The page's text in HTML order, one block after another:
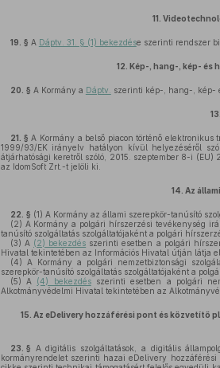
11.
19. § A Dáptv. 31. § (1) bekezdése szerinti rendszer
12. Kép-, hang-, kép- és
20. § A Kormány a Dáptv. szerinti kép-, hang-, kép-
13.
21. § A Kormány a belső piacon történő elektronikus
1999/93/EK irányelv hatályon kívül helyezéséről
átjárhatósági keretről szóló, 2015. szeptember 8-i
az IdomSoft Zrt.-t jelöli ki.
14. Az
22. § (1) A Kormány az állami szerepkör-tanúsító
(2) A Kormány a polgári hírszerzési tevékenység
tanúsító szolgáltatás szolgáltatójaként a polgári
(3) A (2) bekezdés szerinti esetben a polgári
Hivatal tekintetében az Információs Hivatal útján látja el.
(4) A Kormány a polgári nemzetbiztonsági
szerepkör-tanúsító szolgáltatás szolgáltatójaként a
(5) A (4) bekezdésszerinti esetben a polgári
Alkotmányvédelmi Hivatal tekintetében az
15. Az eDelivery hozzáférési pont és közvetítő
23. § A digitális szolgáltatások, a digitális
kormányrendelet szerinti hazai eDelivery hozzáférési